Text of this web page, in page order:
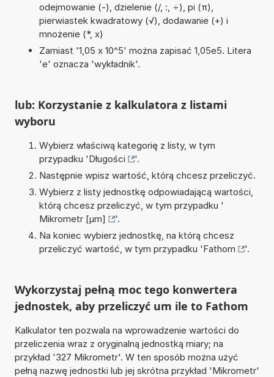
odejmowanie (-), dzielenie (/, :, ÷), pi (π),
pierwiastek kwadratowy (√), dodawanie (+) i
mnożenie (*, x)
Zamiast '1,05 x 10^5' można zapisać 1,05e5. Litera
'e' oznacza 'wykładnik'.
lub: Korzystanie z kalkulatora z listami
wyboru
Wybierz właściwą kategorię z listy, w tym
przypadku 'Długości
'.
Następnie wpisz wartość, którą chcesz przeliczyć.
Wybierz z listy jednostkę odpowiadającą wartości,
którą chcesz przeliczyć, w tym przypadku '
Mikrometr [µm]
'.
Na koniec wybierz jednostkę, na którą chcesz
przeliczyć wartość, w tym przypadku 'Fathom '.
Wykorzystaj pełną moc tego konwertera
jednostek, aby przeliczyć um ile to Fathom
Kalkulator ten pozwala na wprowadzenie wartości do
przeliczenia wraz z oryginalną jednostką miary; na
przykład '327 Mikrometr'. W ten sposób można użyć
pełną nazwę jednostki lub jej skrótna przykład 'Mikrometr'